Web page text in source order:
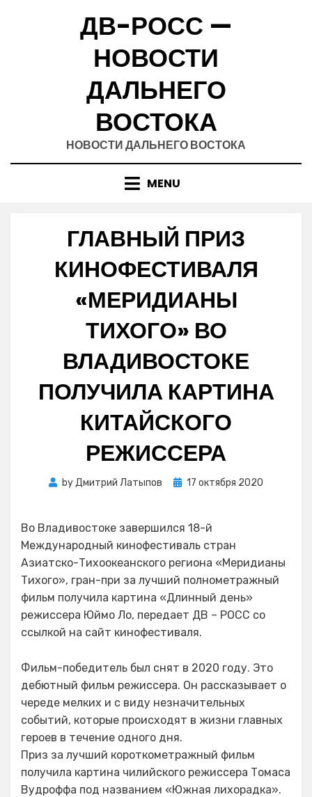
ДВ-РОСС —
НОВОСТИ
ДАЛЬНЕГО
ВОСТОКА
НОВОСТИ ДАЛЬНЕГО ВОСТОКА
MENU
ГЛАВНЫЙ ПРИЗ
КИНОФЕСТИВАЛЯ
«МЕРИДИАНЫ
ТИХОГО» ВО
ВЛАДИВОСТОКЕ
ПОЛУЧИЛА КАРТИНА
КИТАЙСКОГО
РЕЖИССЕРА
byДмитрий Латыпов
Posted
17 октября 2020
Во Владивостоке завершился 18-й
Международный кинофестиваль стран
Азиатско-Тихоокеанского региона «Меридианы
Тихого», гран-при за лучший полнометражный
фильм получила картина «Длинный день»
режиссера Юймо Ло, передает ДВ – РОСС со
ссылкой на сайт кинофестиваля.
Фильм-победитель был снят в 2020 году. Это
дебютный фильм режиссера. Он рассказывает о
череде мелких и с виду незначительных
событий, которые происходят в жизни главных
героев в течение одного дня.
Приз за лучший короткометражный фильм
получила картина чилийского режиссера Томаса
Вудроффа под названием «Южная лихорадка».